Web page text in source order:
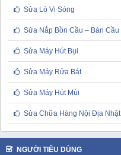
Sửa Lò Vi Sóng
Sửa Nắp Bồn Cầu – Bàn Cầu
Sửa Máy Hút Bụi
Sửa Máy Rửa Bát
Sửa Máy Hút Mùi
Sửa Chữa Hàng Nội Địa Nhật
NGƯỜI TIÊU DÙNG